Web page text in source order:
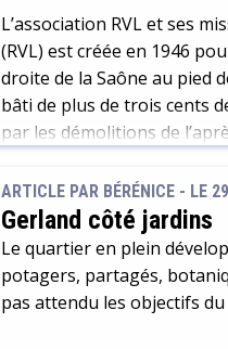
L’association RVL et ses
(RVL) est créée en 1946
droite de la Saône au pied
bâti de plus de trois cents
par les démolitions de
ARTICLE PAR BÉRÉNICE - LE
Gerland côté jardins
Le quartier en plein
potagers, partagés,
pas attendu les objectifs